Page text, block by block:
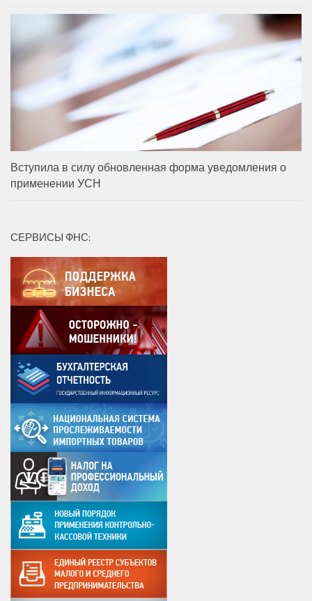
Вступила в силу обновленная форма уведомления о
применении УСН
СЕРВИСЫ ФНС: